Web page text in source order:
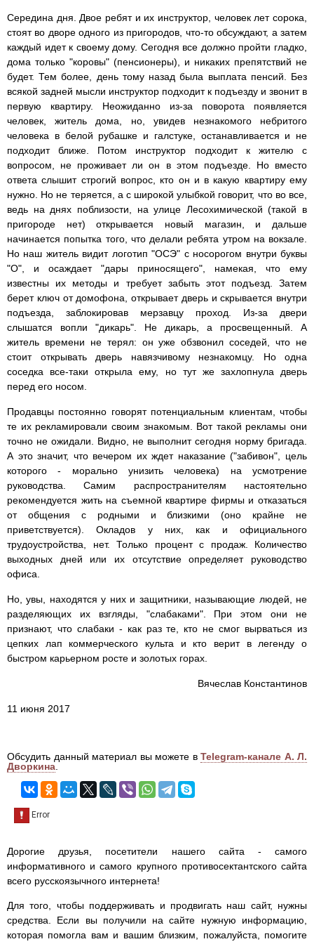
Середина дня. Двое ребят и их инструктор, человек лет сорока,
стоят во дворе одного из пригородов, что-то обсуждают, а затем
каждый идет к своему дому. Сегодня все должно пройти гладко,
дома только "коровы" (пенсионеры), и никаких препятствий не
будет. Тем более, день тому назад была выплата пенсий. Без
всякой задней мысли инструктор подходит к подъезду и звонит в
первую квартиру. Неожиданно из-за поворота появляется
человек, житель дома, но, увидев незнакомого небритого
человека в белой рубашке и галстуке, останавливается и не
подходит ближе. Потом инструктор подходит к жителю с
вопросом, не проживает ли он в этом подъезде. Но вместо
ответа слышит строгий вопрос, кто он и в какую квартиру ему
нужно. Но не теряется, а с широкой улыбкой говорит, что во все,
ведь на днях поблизости, на улице Лесохимической (такой в
пригороде нет) открывается новый магазин, и дальше
начинается попытка того, что делали ребята утром на вокзале.
Но наш житель видит логотип "ОСЭ" с носорогом внутри буквы
"О", и осаждает "дары приносящего", намекая, что ему
известны их методы и требует забыть этот подъезд. Затем
берет ключ от домофона, открывает дверь и скрывается внутри
подъезда, заблокировав мерзавцу проход. Из-за двери
слышатся вопли "дикарь". Не дикарь, а просвещенный. А
житель времени не терял: он уже обзвонил соседей, что не
стоит открывать дверь навязчивому незнакомцу. Но одна
соседка все-таки открыла ему, но тут же захлопнула дверь
перед его носом.
Продавцы постоянно говорят потенциальным клиентам, чтобы
те их рекламировали своим знакомым. Вот такой рекламы они
точно не ожидали. Видно, не выполнит сегодня норму бригада.
А это значит, что вечером их ждет наказание ("забивон", цель
которого - морально унизить человека) на усмотрение
руководства. Самим распространителям настоятельно
рекомендуется жить на съемной квартире фирмы и отказаться
от общения с родными и близкими (оно крайне не
приветствуется). Окладов у них, как и официального
трудоустройства, нет. Только процент с продаж. Количество
выходных дней или их отсутствие определяет руководство
офиса.
Но, увы, находятся у них и защитники, называющие людей, не
разделяющих их взгляды, "слабаками". При этом они не
признают, что слабаки - как раз те, кто не смог вырваться из
цепких лап коммерческого культа и кто верит в легенду о
быстром карьерном росте и золотых горах.
Вячеслав Константинов
11 июня 2017
Обсудить данный материал вы можете в Telegram-канале А. Л.
Дворкина
Дорогие друзья, посетители нашего сайта - самого
информативного и самого крупного противосектантского сайта
всего русскоязычного интернета!
Для того, чтобы поддерживать и продвигать наш сайт, нужны
средства. Если вы получили на сайте нужную информацию,
которая помогла вам и вашим близким, пожалуйста, помогите